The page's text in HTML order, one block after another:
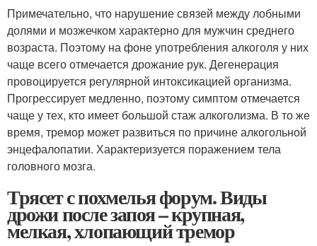
Примечательно, что нарушение связей между лобными
долями и мозжечком характерно для мужчин среднего
возраста. Поэтому на фоне употребления алкоголя у них
чаще всего отмечается дрожание рук. Дегенерация
провоцируется регулярной интоксикацией организма.
Прогрессирует медленно, поэтому симптом отмечается
чаще у тех, кто имеет большой стаж алкоголизма. В то же
время, тремор может развиться по причине алкогольной
энцефалопатии. Характеризуется поражением тела
головного мозга.
Трясет с похмелья форум. Виды
дрожи после запоя – крупная,
мелкая, хлопающий тремор